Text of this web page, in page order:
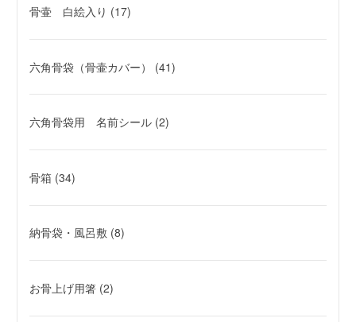
骨壷 白絵入り (17)
六角骨袋（骨壷カバー） (41)
六角骨袋用 名前シール (2)
骨箱 (34)
納骨袋・風呂敷 (8)
お骨上げ用箸 (2)